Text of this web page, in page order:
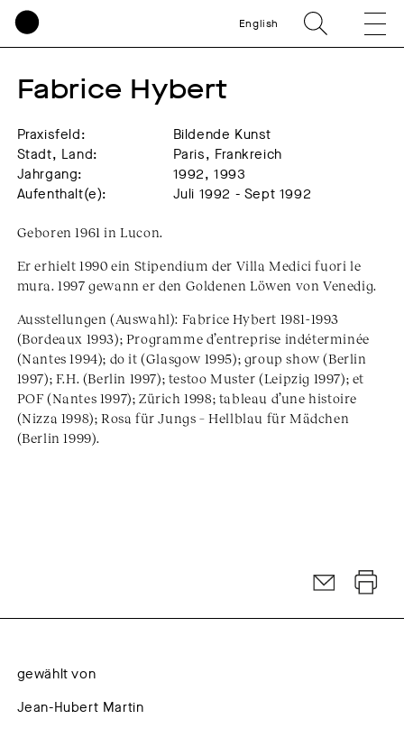
English
Fabrice Hybert
Praxisfeld:
Bildende Kunst
Stadt, Land:
Paris, Frankreich
Jahrgang:
1992, 1993
Aufenthalt(e):
Juli 1992 - Sept 1992
Geboren 1961 in Lucon.
Er erhielt 1990 ein Stipendium der Villa Medici fuori le
mura. 1997 gewann er den Goldenen Löwen von Venedig.
Ausstellungen (Auswahl): Fabrice Hybert 1981-1993
(Bordeaux 1993); Programme d’entreprise indéterminée
(Nantes 1994); do it (Glasgow 1995); group show (Berlin
1997); F.H. (Berlin 1997); testoo Muster (Leipzig 1997); et
POF (Nantes 1997); Zürich 1998; tableau d’une histoire
(Nizza 1998); Rosa für Jungs – Hellblau für Mädchen
(Berlin 1999).
gewählt von
Jean-Hubert Martin